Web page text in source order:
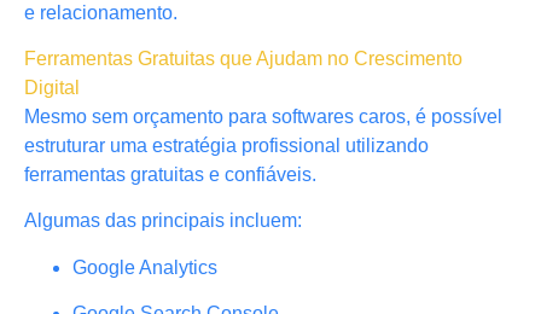
e relacionamento.
Ferramentas Gratuitas que Ajudam no Crescimento
Digital
Mesmo sem orçamento para softwares caros, é possível
estruturar uma estratégia profissional utilizando
ferramentas gratuitas e confiáveis.
Algumas das principais incluem:
Google Analytics